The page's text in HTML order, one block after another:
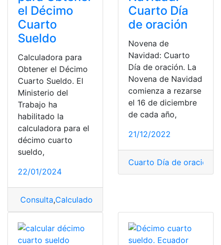
el Décimo
Cuarto
Sueldo
Calculadora para
Obtener el Décimo
Cuarto Sueldo. El
Ministerio del
Trabajo ha
habilitado la
calculadora para el
décimo cuarto
sueldo,
22/01/2024
Consulta,Calculadora
Cuarto Día
de oración
Novena de
Navidad: Cuarto
Día de oración. La
Novena de Navidad
comienza a rezarse
el 16 de diciembre
de cada año,
21/12/2022
Cuarto Día de oración